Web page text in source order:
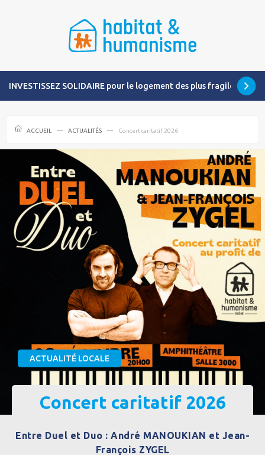
INVESTISSEZ SOLIDAIRE pour le logement des plus fragiles
ACCUEIL ACTUALITÉS Concert caritatif 2026
ACTUALITÉ LOCALE
Concert caritatif 2026
Entre Duel et Duo : André MANOUKIAN et Jean-
François ZYGEL